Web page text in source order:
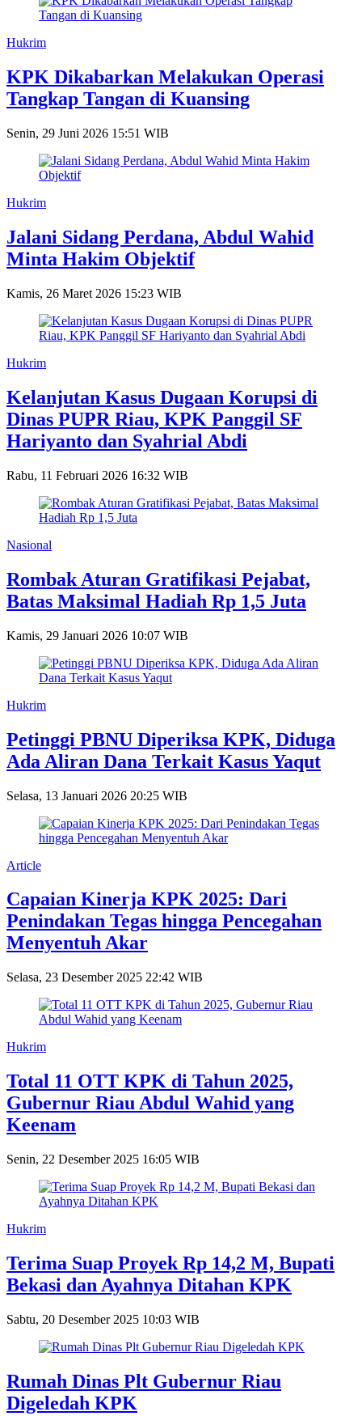
Hukrim
KPK Dikabarkan Melakukan Operasi
Tangkap Tangan di Kuansing
Senin, 29 Juni 2026 15:51 WIB
Hukrim
Jalani Sidang Perdana, Abdul Wahid
Minta Hakim Objektif
Kamis, 26 Maret 2026 15:23 WIB
Hukrim
Kelanjutan Kasus Dugaan Korupsi di
Dinas PUPR Riau, KPK Panggil SF
Hariyanto dan Syahrial Abdi
Rabu, 11 Februari 2026 16:32 WIB
Nasional
Rombak Aturan Gratifikasi Pejabat,
Batas Maksimal Hadiah Rp 1,5 Juta
Kamis, 29 Januari 2026 10:07 WIB
Hukrim
Petinggi PBNU Diperiksa KPK, Diduga
Ada Aliran Dana Terkait Kasus Yaqut
Selasa, 13 Januari 2026 20:25 WIB
Article
Capaian Kinerja KPK 2025: Dari
Penindakan Tegas hingga Pencegahan
Menyentuh Akar
Selasa, 23 Desember 2025 22:42 WIB
Hukrim
Total 11 OTT KPK di Tahun 2025,
Gubernur Riau Abdul Wahid yang
Keenam
Senin, 22 Desember 2025 16:05 WIB
Hukrim
Terima Suap Proyek Rp 14,2 M, Bupati
Bekasi dan Ayahnya Ditahan KPK
Sabtu, 20 Desember 2025 10:03 WIB
Rumah Dinas Plt Gubernur Riau
Digeledah KPK